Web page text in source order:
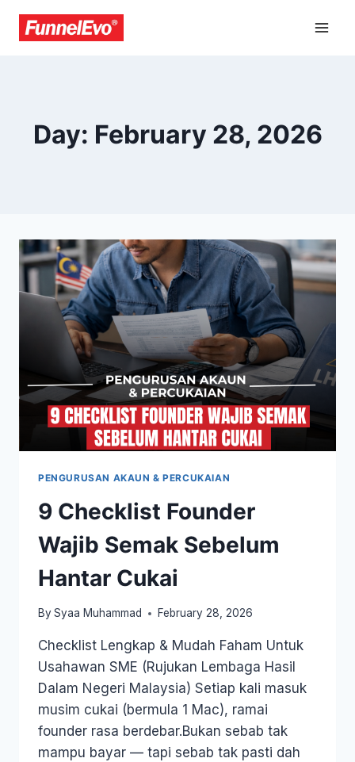
Day: February 28, 2026
PENGURUSAN AKAUN & PERCUKAIAN
9 Checklist Founder
Wajib Semak Sebelum
Hantar Cukai
By Syaa Muhammad February 28, 2026
Checklist Lengkap & Mudah Faham Untuk
Usahawan SME (Rujukan Lembaga Hasil
Dalam Negeri Malaysia) Setiap kali masuk
musim cukai (bermula 1 Mac), ramai
founder rasa berdebar.Bukan sebab tak
mampu bayar — tapi sebab tak pasti dah